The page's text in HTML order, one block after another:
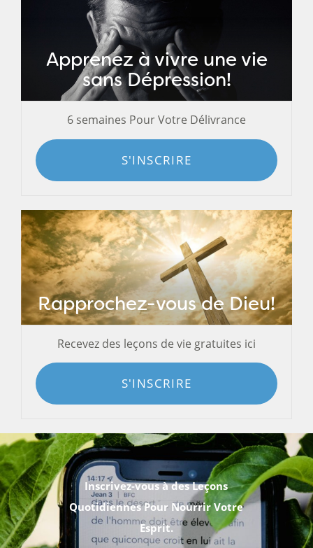
Apprenez à vivre une vie
sans Dépression!
6 semaines Pour Votre Délivrance
S'INSCRIRE
Rapprochez-vous de Dieu!
Recevez des leçons de vie gratuites ici
S'INSCRIRE
Inscrivez-vous à des Leçons
Quotidiennes Pour Nourrir Votre
Esprit.